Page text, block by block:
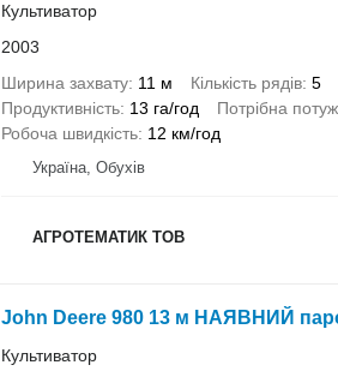
Культиватор
2003
Ширина захвату 11 м Кількість рядів 5
Продуктивність 13 га/год Потрібна
Робоча швидкість 12 км/год
Україна, Обухів
АГРОТЕМАТИК ТОВ
John Deere 980 13 м НАЯВНИЙ
Культиватор